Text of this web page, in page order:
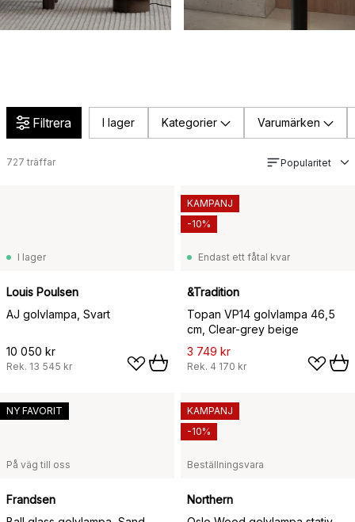
Filtrera I lager Kategorier Varumärken
727 träffar Popularitet
I lager
Louis Poulsen
AJ golvlampa, Svart
10 050 kr
Rek. 13 545 kr
Endast ett fåtal kvar
&Tradition
Topan VP14 golvlampa 46,5
cm, Clear-grey beige
3 749 kr
Rek. 4 170 kr
KAMPANJ
-10%
På väg till oss
Frandsen
NY FAVORIT
Beställningsvara
Northern
KAMPANJ
-10%